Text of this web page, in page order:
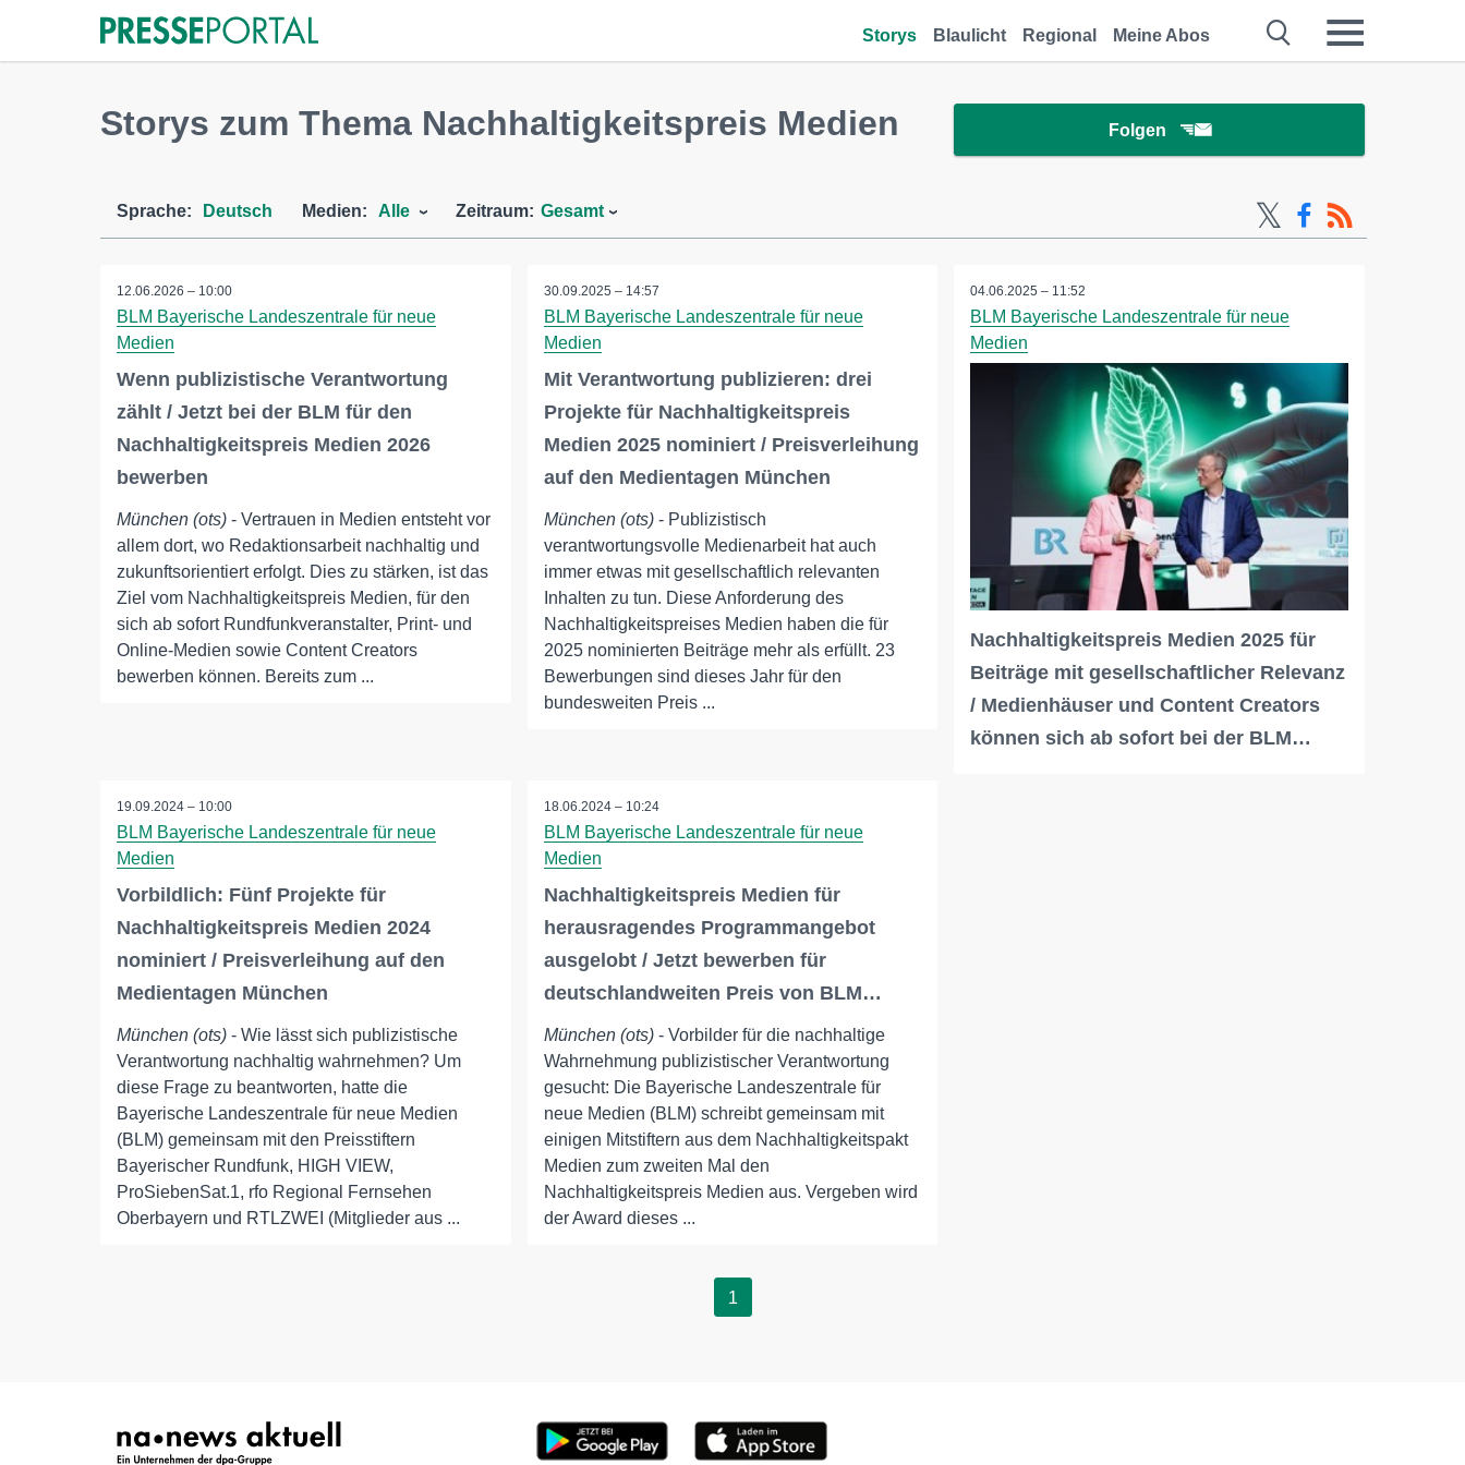
Storys Blaulicht Regional Meine Abos
Storys zum Thema Nachhaltigkeitspreis Medien Folgen
Sprache: Deutsch Medien: Alle Zeitraum: Gesamt
12.06.2026 – 10:00
BLM Bayerische Landeszentrale für neue
Medien
Wenn publizistische Verantwortung
zählt / Jetzt bei der BLM für den
Nachhaltigkeitspreis Medien 2026
bewerben
München (ots) - Vertrauen in Medien entsteht vor
allem dort, wo Redaktionsarbeit nachhaltig und
zukunftsorientiert erfolgt. Dies zu stärken, ist das
Ziel vom Nachhaltigkeitspreis Medien, für den
sich ab sofort Rundfunkveranstalter, Print- und
Online-Medien sowie Content Creators
bewerben können. Bereits zum ...
30.09.2025 – 14:57
BLM Bayerische Landeszentrale für neue
Medien
Mit Verantwortung publizieren: drei
Projekte für Nachhaltigkeitspreis
Medien 2025 nominiert / Preisverleihung
auf den Medientagen München
München (ots)- Publizistisch
verantwortungsvolle Medienarbeit hat auch
immer etwas mit gesellschaftlich relevanten
Inhalten zu tun. Diese Anforderung des
Nachhaltigkeitspreises Medien haben die für
2025 nominierten Beiträge mehr als erfüllt. 23
Bewerbungen sind dieses Jahr für den
bundesweiten Preis ...
04.06.2025 – 11:52
BLM Bayerische Landeszentrale für neue
Medien
Nachhaltigkeitspreis Medien 2025 für
Beiträge mit gesellschaftlicher Relevanz
/ Medienhäuser und Content Creators
können sich ab sofort bei der BLM…
19.09.2024 – 10:00
BLM Bayerische Landeszentrale für neue
Medien
Vorbildlich: Fünf Projekte für
Nachhaltigkeitspreis Medien 2024
nominiert / Preisverleihung auf den
Medientagen München
München (ots) - Wie lässt sich publizistische
Verantwortung nachhaltig wahrnehmen? Um
diese Frage zu beantworten, hatte die
Bayerische Landeszentrale für neue Medien
(BLM) gemeinsam mit den Preisstiftern
Bayerischer Rundfunk, HIGH VIEW,
ProSiebenSat.1, rfo Regional Fernsehen
Oberbayern und RTLZWEI (Mitglieder aus ...
18.06.2024 – 10:24
BLM Bayerische Landeszentrale für neue
Medien
Nachhaltigkeitspreis Medien für
herausragendes Programmangebot
ausgelobt / Jetzt bewerben für
deutschlandweiten Preis von BLM…
München (ots)- Vorbilder für die nachhaltige
Wahrnehmung publizistischer Verantwortung
gesucht: Die Bayerische Landeszentrale für
neue Medien (BLM) schreibt gemeinsam mit
einigen Mitstiftern aus dem Nachhaltigkeitspakt
Medien zum zweiten Mal den
Nachhaltigkeitspreis Medien aus. Vergeben wird
der Award dieses ...
1